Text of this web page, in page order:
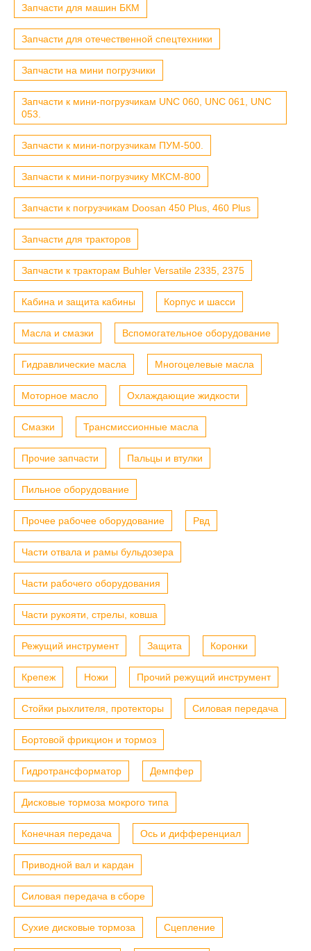
Запчасти для машин БКМ
Запчасти для отечественной спецтехники
Запчасти на мини погрузчики
Запчасти к мини-погрузчикам UNC 060, UNC 061, UNC
053.
Запчасти к мини-погрузчикам ПУМ-500.
Запчасти к мини-погрузчику МКСМ-800
Запчасти к погрузчикам Doosan 450 Plus, 460 Plus
Запчасти для тракторов
Запчасти к тракторам Buhler Versatile 2335, 2375
Кабина и защита кабины Корпус и шасси
Масла и смазки Вспомогательное оборудование
Гидравлические масла Многоцелевые масла
Моторное масло Охлаждающие жидкости
Смазки Трансмиссионные масла
Прочие запчасти Пальцы и втулки
Пильное оборудование
Прочее рабочее оборудование Рвд
Части отвала и рамы бульдозера
Части рабочего оборудования
Части рукояти, стрелы, ковша
Режущий инструмент Защита Коронки
Крепеж Ножи Прочий режущий инструмент
Стойки рыхлителя, протекторы Силовая передача
Бортовой фрикцион и тормоз
Гидротрансформатор Демпфер
Дисковые тормоза мокрого типа
Конечная передача Ось и дифференциал
Приводной вал и кардан
Силовая передача в сборе
Сухие дисковые тормоза Сцепление